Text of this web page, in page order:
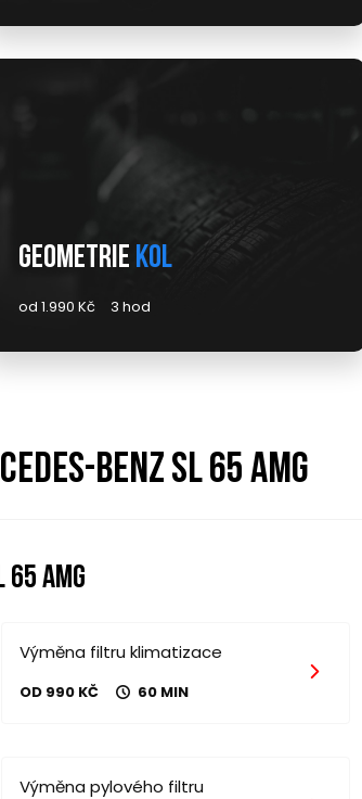
Geometrie kol
od 1.990 Kč 3 hod
benz sl 65 amg
amg
Výměna filtru klimatizace
OD 990 KČ 60 MIN
Výměna pylového filtru